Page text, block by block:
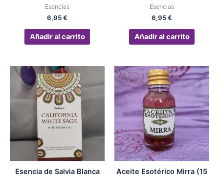
Esencias
6,95€
Añadir al carrito
Esencias
6,95€
Añadir al carrito
Esencia de Salvia Blanca
Aceite Esotérico Mirra (15